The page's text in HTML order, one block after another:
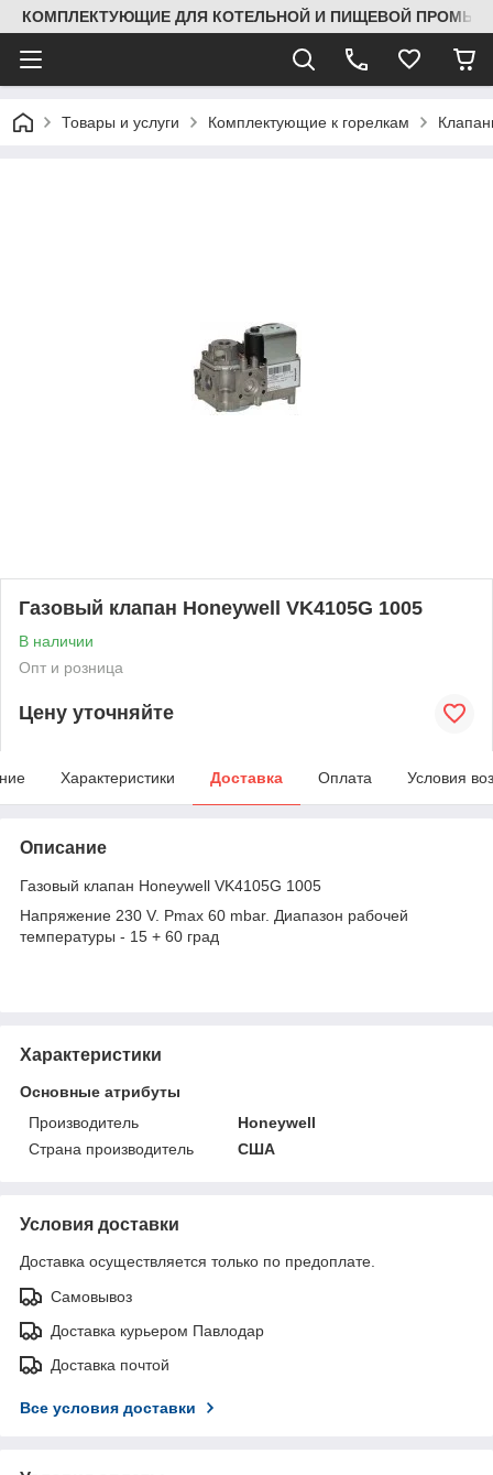
КОМПЛЕКТУЮЩИЕ ДЛЯ КОТЕЛЬНОЙ И ПИЩЕВОЙ
Товары и услуги Комплектующие к горелкам
Газовый клапан Honeywell VK4105G 1005
В наличии
Опт и розница
Цену уточняйте
Характеристики Доставка Оплата Условия
Описание
Газовый клапан Honeywell VK4105G 1005
Напряжение 230 V. Pmax 60 mbar. Диапазон рабочей
температуры - 15 + 60 град
Характеристики
Основные атрибуты
Производитель
Honeywell
Страна производитель
США
Условия доставки
Доставка осуществляется только по предоплате.
Самовывоз
Доставка курьером Павлодар
Доставка почтой
Все условия доставки